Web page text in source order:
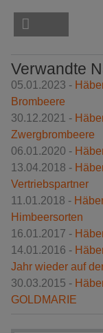
Verwandte
05.01.2023 -
Brombeere
30.12.2021 -
Zwergbrombeere
06.01.2020 -
13.04.2018 -
Vertriebspartner
11.01.2018 -
Himbeersorten
16.01.2017 -
14.01.2016 -
Jahr wieder auf
30.03.2015 -
GOLDMARIE